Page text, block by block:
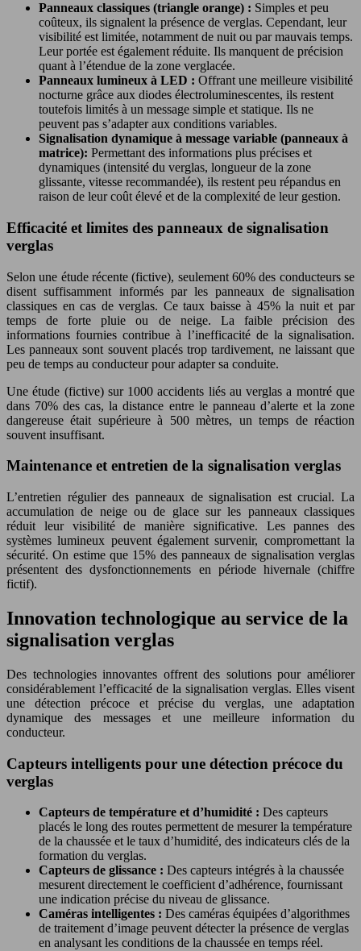
Panneaux classiques (triangle orange) : Simples et peu
coûteux, ils signalent la présence de verglas. Cependant, leur
visibilité est limitée, notamment de nuit ou par mauvais temps.
Leur portée est également réduite. Ils manquent de précision
quant à l’étendue de la zone verglacée.
Panneaux lumineux à LED : Offrant une meilleure visibilité
nocturne grâce aux diodes électroluminescentes, ils restent
toutefois limités à un message simple et statique. Ils ne
peuvent pas s’adapter aux conditions variables.
Signalisation dynamique à message variable (panneaux à
matrice): Permettant des informations plus précises et
dynamiques (intensité du verglas, longueur de la zone
glissante, vitesse recommandée), ils restent peu répandus en
raison de leur coût élevé et de la complexité de leur gestion.
Efficacité et limites des panneaux de signalisation
verglas
Selon une étude récente (fictive), seulement 60% des conducteurs se
disent suffisamment informés par les panneaux de signalisation
classiques en cas de verglas. Ce taux baisse à 45% la nuit et par
temps de forte pluie ou de neige. La faible précision des
informations fournies contribue à l’inefficacité de la signalisation.
Les panneaux sont souvent placés trop tardivement, ne laissant que
peu de temps au conducteur pour adapter sa conduite.
Une étude (fictive) sur 1000 accidents liés au verglas a montré que
dans 70% des cas, la distance entre le panneau d’alerte et la zone
dangereuse était supérieure à 500 mètres, un temps de réaction
souvent insuffisant.
Maintenance et entretien de la signalisation verglas
L’entretien régulier des panneaux de signalisation est crucial. La
accumulation de neige ou de glace sur les panneaux classiques
réduit leur visibilité de manière significative. Les pannes des
systèmes lumineux peuvent également survenir, compromettant la
sécurité. On estime que 15% des panneaux de signalisation verglas
présentent des dysfonctionnements en période hivernale (chiffre
fictif).
Innovation technologique au service de la
signalisation verglas
Des technologies innovantes offrent des solutions pour améliorer
considérablement l’efficacité de la signalisation verglas. Elles visent
une détection précoce et précise du verglas, une adaptation
dynamique des messages et une meilleure information du
conducteur.
Capteurs intelligents pour une détection précoce du
verglas
Capteurs de température et d’humidité : Des capteurs
placés le long des routes permettent de mesurer la température
de la chaussée et le taux d’humidité, des indicateurs clés de la
formation du verglas.
Capteurs de glissance : Des capteurs intégrés à la chaussée
mesurent directement le coefficient d’adhérence, fournissant
une indication précise du niveau de glissance.
Caméras intelligentes : Des caméras équipées d’algorithmes
de traitement d’image peuvent détecter la présence de verglas
en analysant les conditions de la chaussée en temps réel.